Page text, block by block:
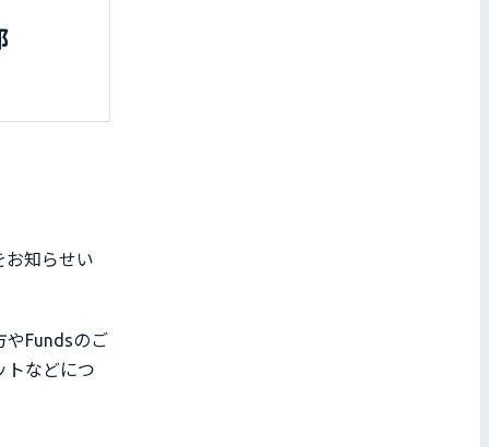
お知らせい
やFundsのご
トなどにつ